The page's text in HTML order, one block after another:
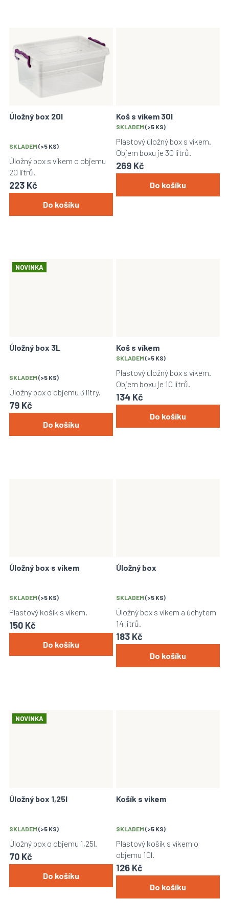
Úložný box 20l
SKLADEM (>5 KS)
223 Kč
Do košíku
Úložný box s víkem o objemu
20 litrů.
Koš s víkem 30l
Průměrné
hodnocení
produktu
je
5,0
z
hvězdiček.
SKLADEM (>5 KS)
269 Kč
Do košíku
Plastový úložný box s víkem.
Objem boxu je 30 litrů.
NOVINKA
Úložný box 3L
SKLADEM (>5 KS)
79 Kč
Do košíku
Úložný box o objemu 3 litry.
Koš s víkem
Průměrné
hodnocení
produktu
je
5,0
z
hvězdiček.
SKLADEM (>5 KS)
134 Kč
Do košíku
Plastový úložný box s víkem.
Objem boxu je 10 litrů.
Úložný box s víkem
SKLADEM (>5 KS)
150 Kč
Do košíku
Plastový košík s víkem.
Úložný box
SKLADEM (>5 KS)
183 Kč
Do košíku
Úložný box s víkem a úchytem
14 litrů.
NOVINKA
Úložný box 1,25l
SKLADEM (>5 KS)
70 Kč
Do košíku
Úložný box o objemu 1,25l.
Košík s víkem
SKLADEM (>5 KS)
126 Kč
Do košíku
Plastový košík s víkem o
objemu 10l.